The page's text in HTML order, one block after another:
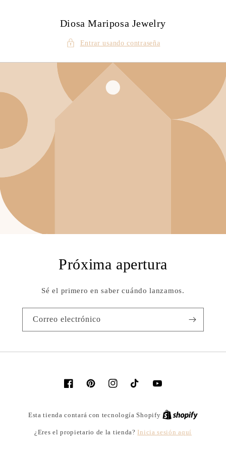
Diosa Mariposa Jewelry
Entrar usando contraseña
Próxima apertura
Sé el primero en saber cuándo lanzamos.
Correo electrónico
FacebookPinterestInstagramTikTokYouTube
Esta tienda contará con tecnología Shopify
¿Eres el propietario de la tienda? Inicia sesión aquí